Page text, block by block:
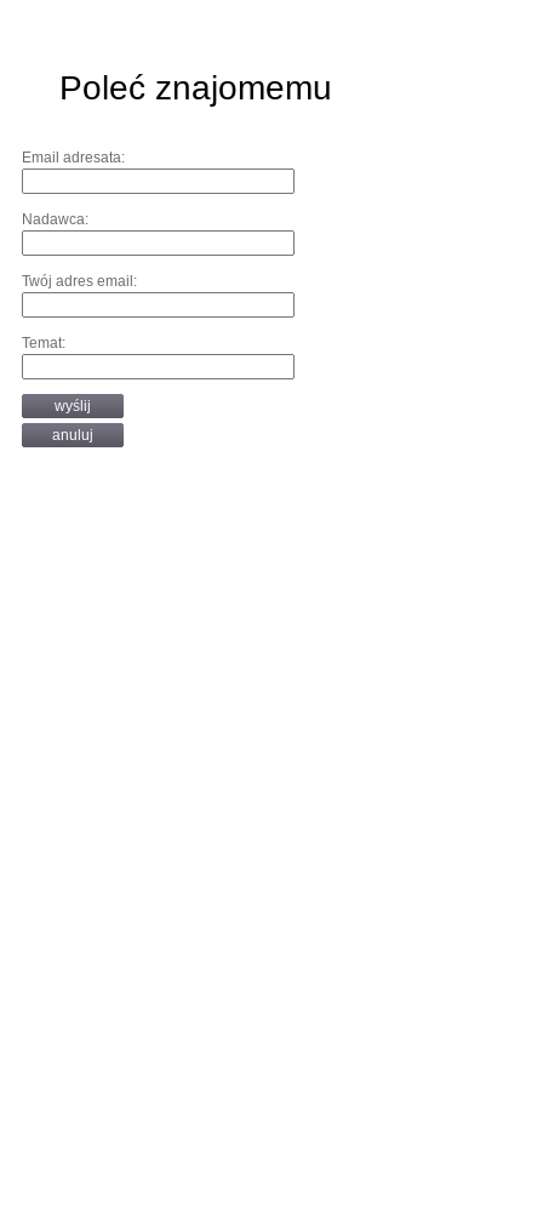
Poleć znajomemu
Email adresata:
Nadawca:
Twój adres email:
Temat:
wyślij
anuluj